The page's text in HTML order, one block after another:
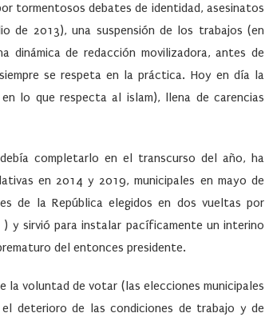
tormentosos debates de identidad, asesinatos
de 2013), una suspensión de los trabajos (en
de redacción movilizadora, antes de
se respeta en la práctica. Hoy en día la
lo que respecta al islam), llena de carencias
completarlo en el transcurso del año, ha
en 2014 y 2019, municipales en mayo de
de la República elegidos en dos vueltas por
) y sirvió para instalar pacíficamente un interino
del entonces presidente.
la voluntad de votar (las elecciones municipales
deterioro de las condiciones de trabajo y de